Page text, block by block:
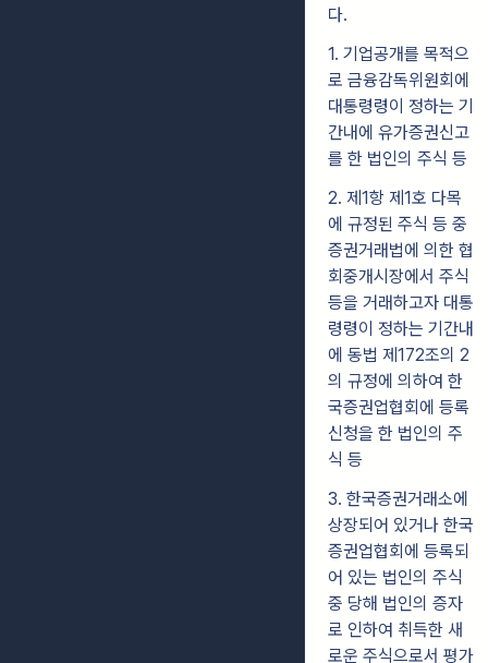
다.
1. 기업공개를 목적으
로 금융감독위원회에
대통령령이 정하는 기
간내에 유가증권신고
를 한 법인의 주식 등
2. 제1항 제1호 다목
에 규정된 주식 등 중
증권거래법에 의한 협
회중개시장에서 주식
등을 거래하고자 대통
령령이 정하는 기간내
에 동법 제172조의 2
의 규정에 의하여 한
국증권업협회에 등록
신청을 한 법인의 주
식 등
3. 한국증권거래소에
상장되어 있거나 한국
증권업협회에 등록되
어 있는 법인의 주식
중 당해 법인의 증자
로 인하여 취득한 새
로운 주식으로서 평가